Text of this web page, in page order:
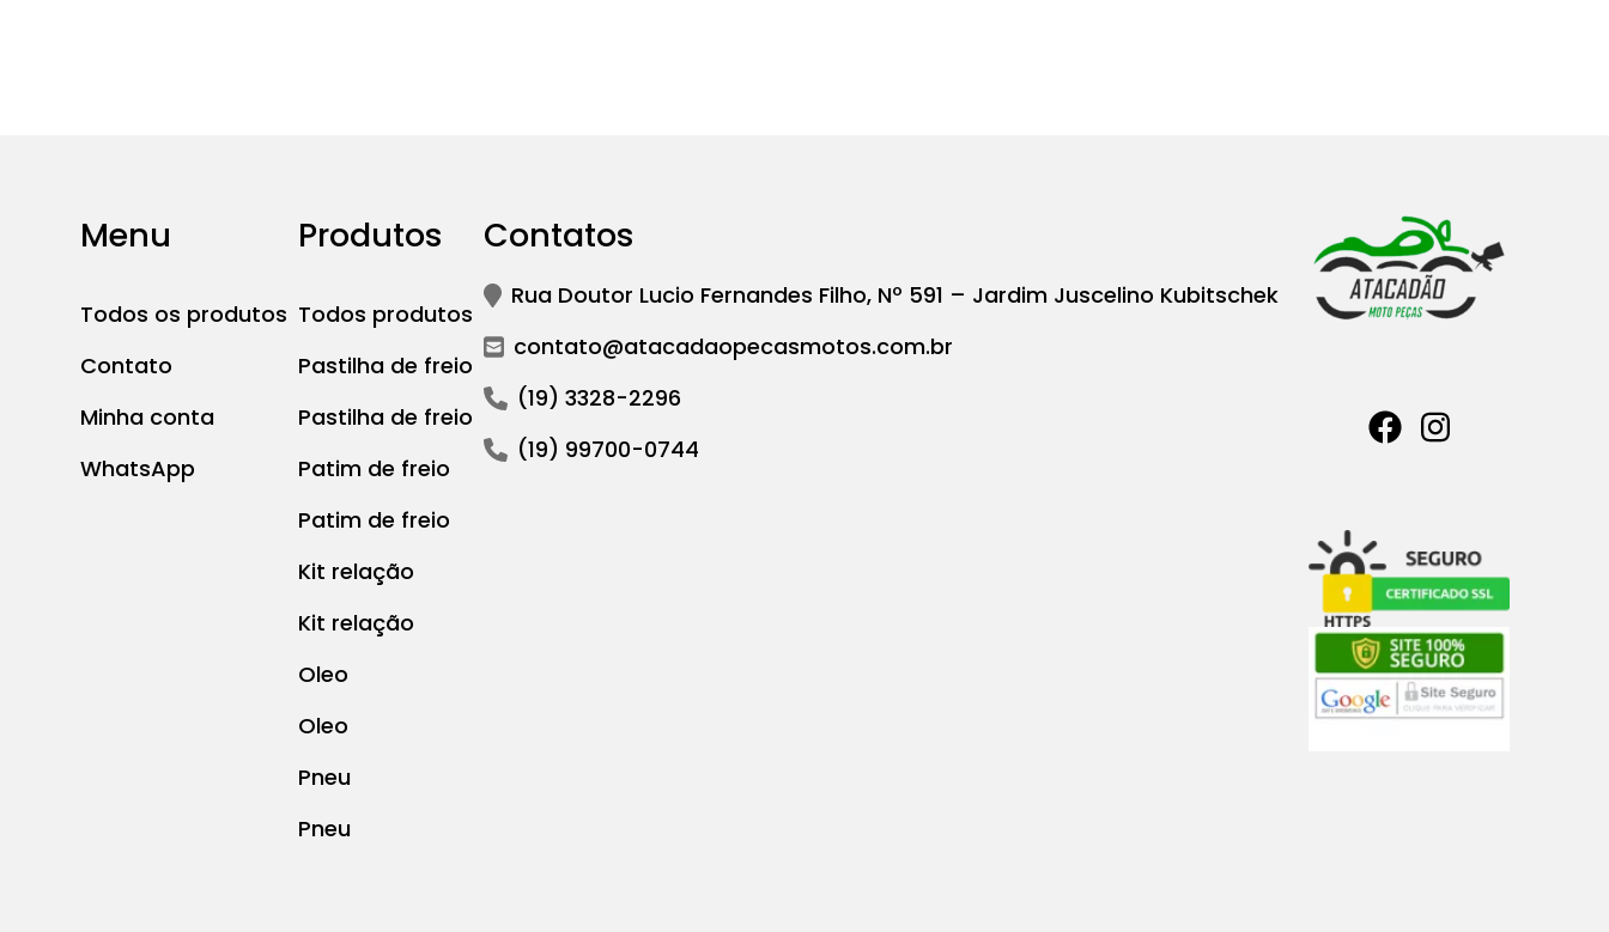
Menu
Todos os produtos
Contato
Minha conta
WhatsApp
Produtos
Todos produtos
Pastilha de freio
Pastilha de freio
Patim de freio
Patim de freio
Kit relação
Kit relação
Oleo
Oleo
Pneu
Pneu
Contatos
Rua Doutor Lucio Fernandes Filho, Nº 591 – Jardim Juscelino Kubitschek
contato@atacadaopecasmotos.com.br
(19) 3328-2296
(19) 99700-0744